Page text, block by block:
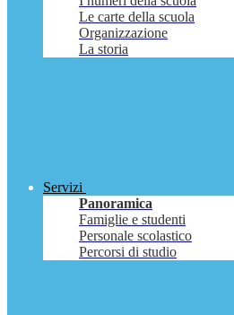
Le carte della scuola
Organizzazione
La storia
Servizi
Panoramica
Famiglie e studenti
Personale scolastico
Percorsi di studio